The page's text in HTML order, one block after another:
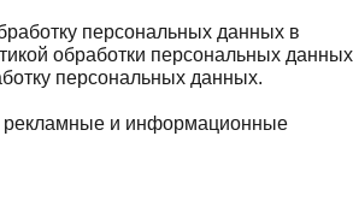
персональных данных в
обработки персональных данных
персональных данных.
рекламные и информационные